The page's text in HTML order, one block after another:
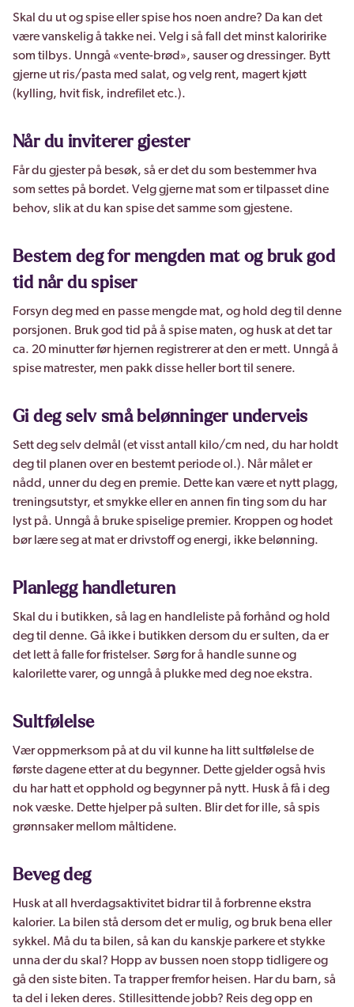
Skal du ut og spise eller spise hos noen andre? Da kan det
være vanskelig å takke nei. Velg i så fall det minst kaloririke
som tilbys. Unngå «vente-brød», sauser og dressinger. Bytt
gjerne ut ris/pasta med salat, og velg rent, magert kjøtt
(kylling, hvit fisk, indrefilet etc.).
Når du inviterer gjester
Får du gjester på besøk, så er det du som bestemmer hva
som settes på bordet. Velg gjerne mat som er tilpasset dine
behov, slik at du kan spise det samme som gjestene.
Bestem deg for mengden mat og bruk god
tid når du spiser
Forsyn deg med en passe mengde mat, og hold deg til denne
porsjonen. Bruk god tid på å spise maten, og husk at det tar
ca. 20 minutter før hjernen registrerer at den er mett. Unngå å
spise matrester, men pakk disse heller bort til senere.
Gi deg selv små belønninger underveis
Sett deg selv delmål (et visst antall kilo/cm ned, du har holdt
deg til planen over en bestemt periode ol.). Når målet er
nådd, unner du deg en premie. Dette kan være et nytt plagg,
treningsutstyr, et smykke eller en annen fin ting som du har
lyst på. Unngå å bruke spiselige premier. Kroppen og hodet
bør lære seg at mat er drivstoff og energi, ikke belønning.
Planlegg handleturen
Skal du i butikken, så lag en handleliste på forhånd og hold
deg til denne. Gå ikke i butikken dersom du er sulten, da er
det lett å falle for fristelser. Sørg for å handle sunne og
kalorilette varer, og unngå å plukke med deg noe ekstra.
Sultfølelse
Vær oppmerksom på at du vil kunne ha litt sultfølelse de
første dagene etter at du begynner. Dette gjelder også hvis
du har hatt et opphold og begynner på nytt. Husk å få i deg
nok væske. Dette hjelper på sulten. Blir det for ille, så spis
grønnsaker mellom måltidene.
Beveg deg
Husk at all hverdagsaktivitet bidrar til å forbrenne ekstra
kalorier. La bilen stå dersom det er mulig, og bruk bena eller
sykkel. Må du ta bilen, så kan du kanskje parkere et stykke
unna der du skal? Hopp av bussen noen stopp tidligere og
gå den siste biten. Ta trapper fremfor heisen. Har du barn, så
ta del i leken deres. Stillesittende jobb? Reis deg opp en